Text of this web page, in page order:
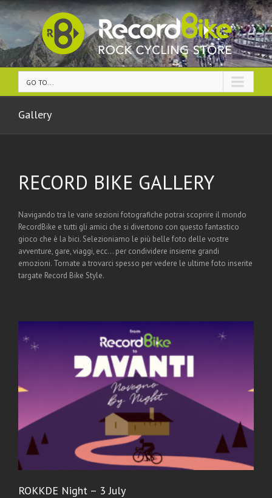
GO TO...
Gallery
RECORD BIKE GALLERY
Navigando tra le varie sezioni fotografiche potrai scoprire il mondo
RecordBike e tutti gli amici che si divertono con questo fantastico
gioco che è la bici. Selezioniamo le più belle foto delle vostre
avventure, gare, viaggi, ecc… per condividere insieme grandi
emozioni. Tornate a trovarci spesso per vedere le ultime foto inserite
targate Record Bike Style.
ROKKDE Night – 3 July